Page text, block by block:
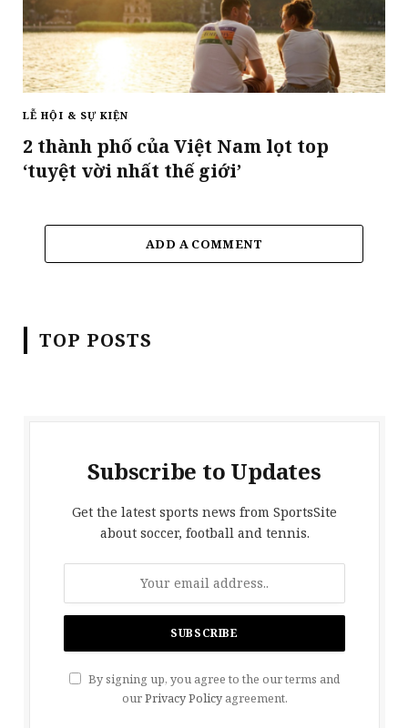
LỄ HỘI & SỰ KIỆN
2 thành phố của Việt Nam lọt top
‘tuyệt vời nhất thế giới’
ADD A COMMENT
TOP POSTS
Subscribe to Updates
Get the latest sports news from SportsSite
about soccer, football and tennis.
By signing up, you agree to the our terms and
ourPrivacy Policyagreement.